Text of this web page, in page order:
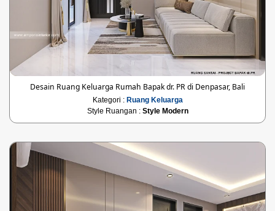
Desain Ruang Keluarga Rumah Bapak dr. PR di Denpasar, Bali
Kategori : Ruang Keluarga
Style Ruangan : Style Modern